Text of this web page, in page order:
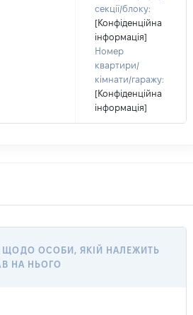
секції/блоку:
[Конфіденційна
інформація]
Номер
квартири/
кімнати/гаражу:
[Конфіденційна
інформація]
ЩОДО ОСОБИ, ЯКІЙ НАЛЕЖИТЬ
НА НЬОГО